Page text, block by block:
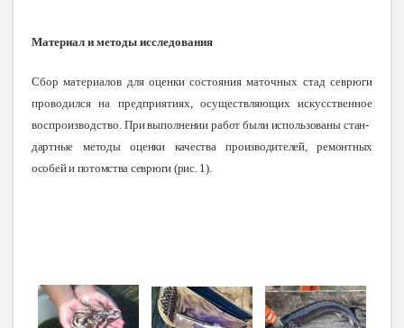
Материал и методы исследования
Сбор материалов для оценки состояния маточных стад севрюги
проводился на предприятиях, осуществляющих искусственное
воспроизводство. При выполнении работ были использованы стан-
дартные методы оценки качества производителей, ремонтных
особей и потомства севрюги (рис.1).